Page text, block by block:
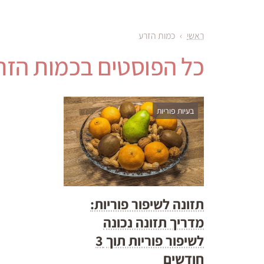
ראשי › כמות הזרע
כל הפוסטים בכמות
בעיות פוריות
תזונה לשיפור פוריות:
מדריך תזונה נכונה
לשיפור פוריות תוך 3
חודשים